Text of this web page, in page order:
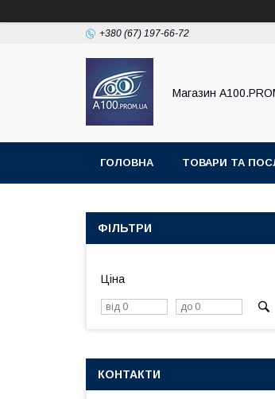
+380 (67) 197-66-72
Магазин
ГОЛОВНА ТОВАРИ ТА
ФІЛЬТРИ
Ціна
КОНТАКТИ